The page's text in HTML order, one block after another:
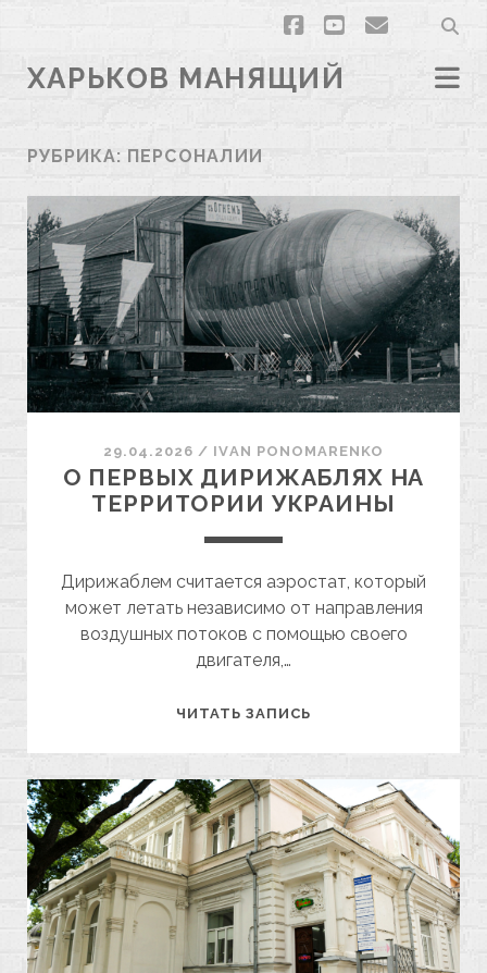
facebook
youtubeemail
ХАРЬКОВ МАНЯЩИЙ
РУБРИКА: ПЕРСОНАЛИИ
29.04.2026 / ІVAN PONOMARENKO
О ПЕРВЫХ ДИРИЖАБЛЯХ НА
ТЕРРИТОРИИ УКРАИНЫ
Дирижаблем считается аэростат, который
может летать независимо от направления
воздушных потоков с помощью своего
двигателя,…
ЧИТАТЬ ЗАПИСЬ
НА
ТЕРРИТОРИИ
УКРАИНЫ